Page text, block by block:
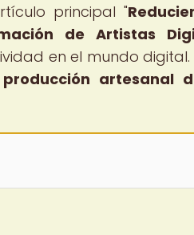
principal "
de Artistas
en el mundo digital.
producción artesanal